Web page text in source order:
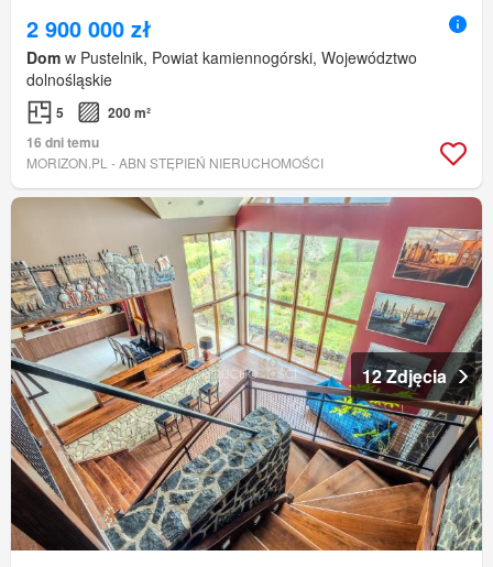
2 900 000 zł
Dom w Pustelnik, Powiat kamiennogórski, Województwo
dolnośląskie
5
200 m²
16 dni temu
MORIZON.PL - ABN STĘPIEŃ NIERUCHOMOŚCI
12 Zdjęcia